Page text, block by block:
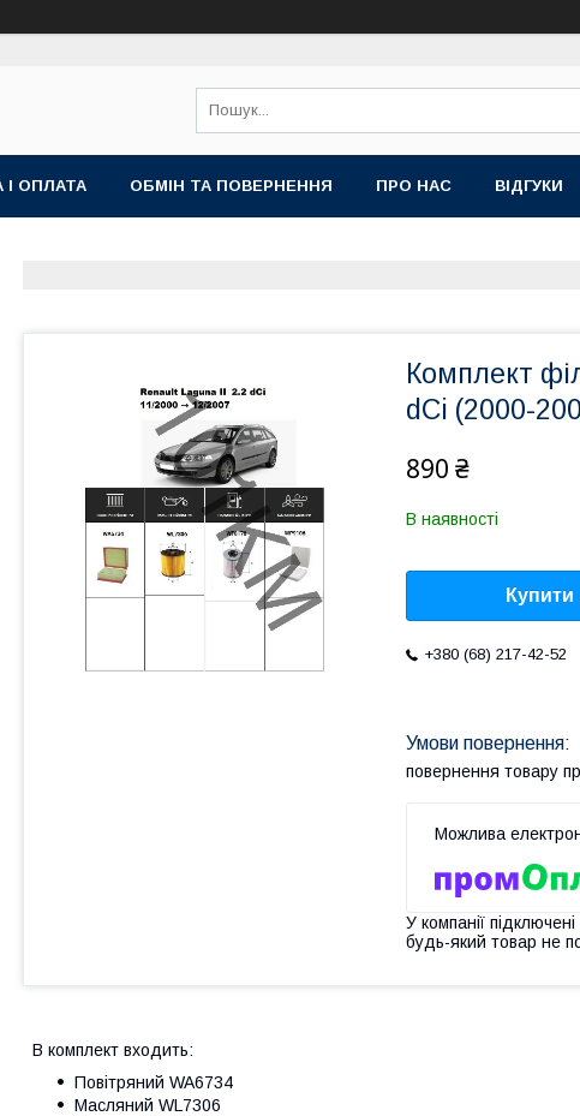
І ОПЛАТА ОБМІН ТА ПОВЕРНЕННЯ ПРО НАС ВІДГУКИ
Комплект
dCi (2000-
890 ₴
В наявності
Купити
+380 (68) 217-42-52
повернення товару
У компанії
будь-який товар не
В комплект входить:
Повітряний WA6734
Масляний WL7306